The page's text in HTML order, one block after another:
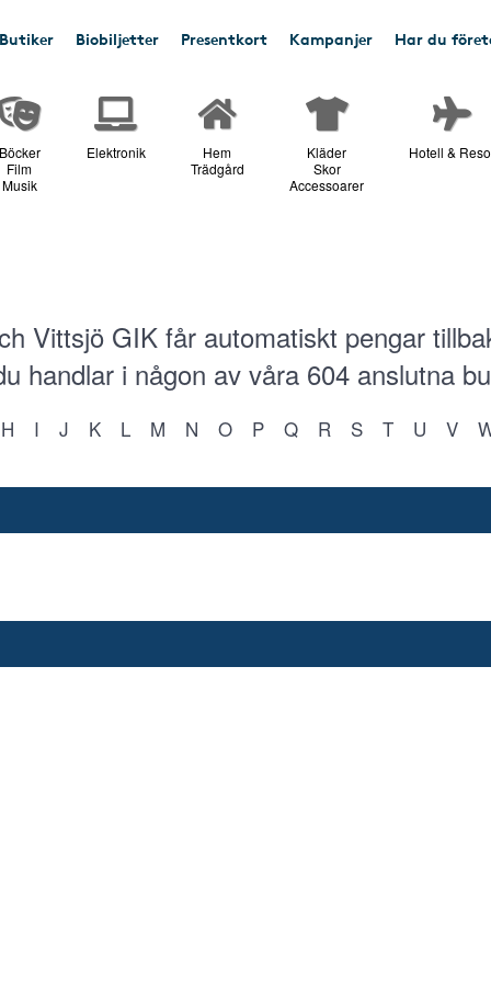
Butiker Biobiljetter Presentkort Kampanjer Har du
Film
Musik
Elektronik
Hem
Trädgård
Kläder
Skor
Accessoarer
Hotell &
Vittsjö GIK får automatiskt pengar
handlar i någon av våra 604anslutna
H I J K L M N O P Q R S T U V